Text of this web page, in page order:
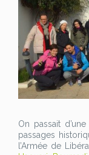
On passait
passages
l’Armée de